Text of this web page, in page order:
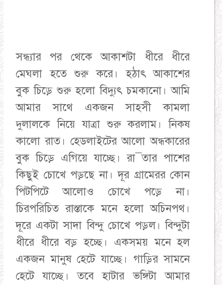
সন্ধ্যার পর থেকে আকাশটা ধীরে ধীরে
মেঘলা হতে শুরু করে। হঠাৎ আকাশের
বুক চিড়ে শুরু হলো বিদ্যুৎ চমকানো। আমি
আমার সাথে একজন সাহসী কামলা
দুলালকে নিয়ে যাত্রা শুরু করলাম। নিকষ
কালো রাত। হেডলাইটের আলো অন্ধকারের
বুক চিড়ে এগিয়ে যাচ্ছে। রা¯তার পাশের
কিছুই চোখে পড়ছে না। দূর গ্রামেরর কোন
পিটপিটে আলোও চোখে পড়ে না।
চিরপরিচিত রাস্তাকে মনে হলো অচিনপথ।
দূরে একটা সাদা বিন্দু চোখে পড়ল। বিন্দুটা
ধীরে ধীরে বড় হচ্ছে। একসময় মনে হল
একজন মানুষ হেটে যাচ্ছে। গাড়ির সামনে
হেটে যাচ্ছে। তবে হাটার ভঙ্গিটা আমার